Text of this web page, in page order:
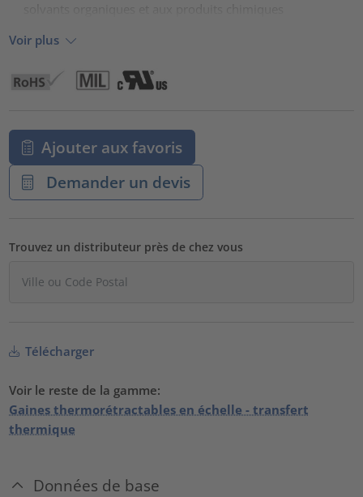
Voir plus
Ajouter aux favoris
Demander un devis
Trouvez un distributeur près de chez vous
Télécharger
Voir le reste de la gamme:
Gaines thermorétractables en échelle - transfert
thermique
Données de base